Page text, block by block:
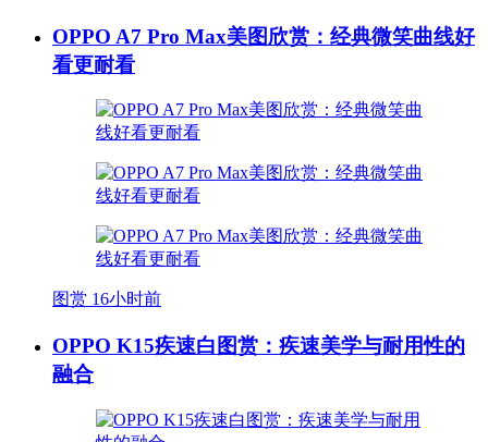
OPPO A7 Pro Max美图欣赏：经典微笑曲线好
看更耐看
图赏 16小时前
OPPO K15疾速白图赏：疾速美学与耐用性的
融合